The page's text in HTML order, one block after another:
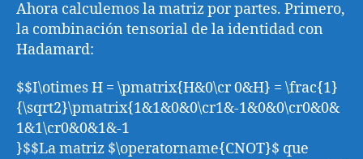
Ahora calculemos la matriz por partes. Primero,
la combinación tensorial de la identidad con
Hadamard:
$$I\otimes H = \pmatrix{H&0\cr 0&H} = \frac{1}
{\sqrt2}\pmatrix{1&1&0&0\cr1&-1&0&0\cr0&0&
1&1\cr0&0&1&-1
}$$La matriz $\operatorname{CNOT}$ que